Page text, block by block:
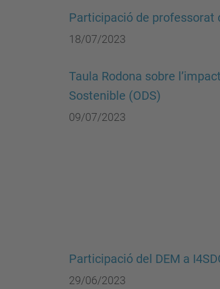
Participació de professorat
18/07/2023
Taula Rodona sobre
Sostenible (ODS)
09/07/2023
Participació del DEM a
29/06/2023